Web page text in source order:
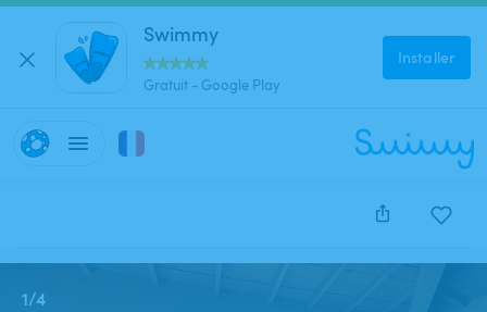
Swimmy
Gratuit - Google Play
Installer
1/4